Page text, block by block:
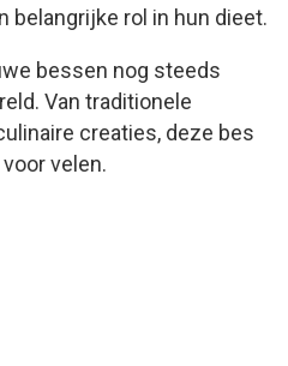
belangrijke rol in hun dieet.
bessen nog steeds
Van traditionele
creaties, deze bes
velen.